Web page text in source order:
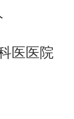
医医院